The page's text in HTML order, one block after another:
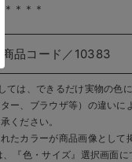
＊＊＊
商品コード／10383
ては、できるだけ実物の色
ー、ブラウザ等）の違いに
ください。
たカラーが商品画像として
『色・サイズ』選択画面